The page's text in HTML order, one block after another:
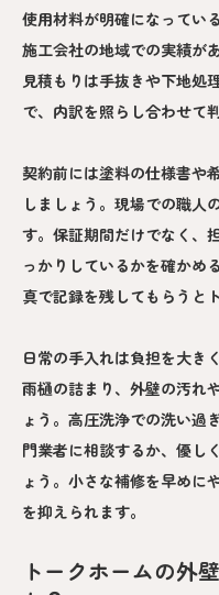
使用材料が明確になってい
施工会社の地域での実績が
見積もりは手抜きや下地処
で、内訳を照らし合わせて
契約前には塗料の仕様書や
しましょう。現場での職人
す。保証期間だけでなく、
っかりしているかを確かめ
真で記録を残してもらうと
日常の手入れは負担を大き
雨樋の詰まり、外壁の汚れ
ょう。高圧洗浄での洗い過
門業者に相談するか、優し
ょう。小さな補修を早めに
を抑えられます。
トークホームの外